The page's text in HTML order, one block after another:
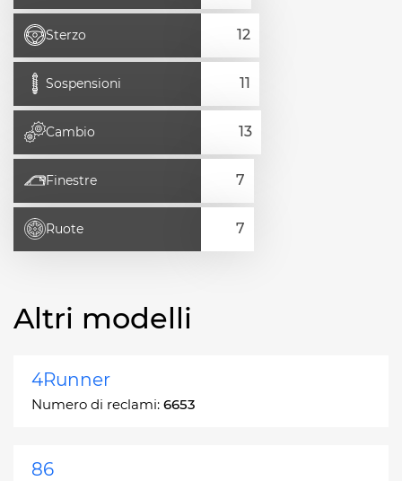
Sterzo
Sospensioni
Cambio
Finestre
Ruote
Altri modelli
4Runner
Numero di reclami: 6653
86